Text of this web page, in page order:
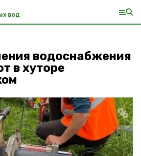
вод
водоснабжения
в хуторе